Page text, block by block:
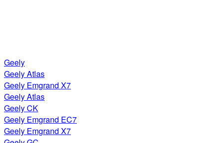
Geely
Geely Atlas
Geely Emgrand X7
Geely Atlas
Geely CK
Geely Emgrand EC7
Geely Emgrand X7